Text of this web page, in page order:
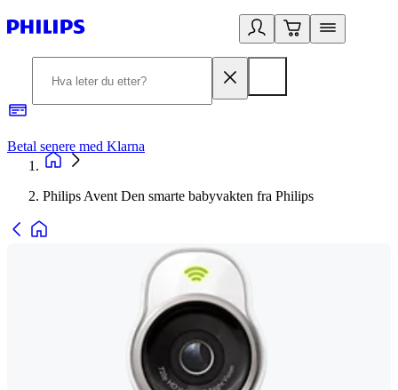
Betal senere med Klarna
Philips Avent Den smarte babyvakten fra Philips